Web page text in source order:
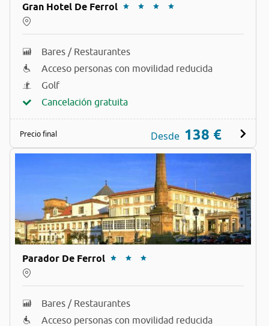
Gran Hotel De Ferrol
Bares / Restaurantes
Acceso personas con movilidad reducida
Golf
Cancelación gratuita
Precio final Desde 138 €
Parador De Ferrol
Bares / Restaurantes
Acceso personas con movilidad reducida